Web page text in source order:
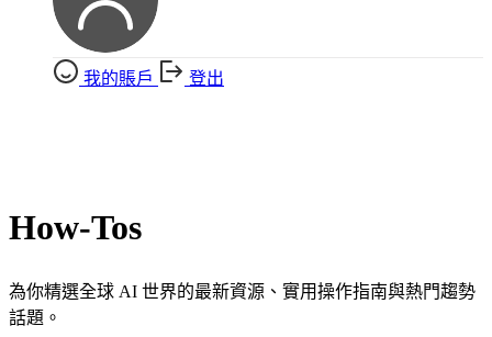
我的賬戶 登出
How-Tos
為你精選全球 AI 世界的最新資源、實用操作指南與熱門趨勢
話題。